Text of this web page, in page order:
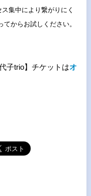
集中により繋がりにく
からお試しください。
子trio】チケットはオ